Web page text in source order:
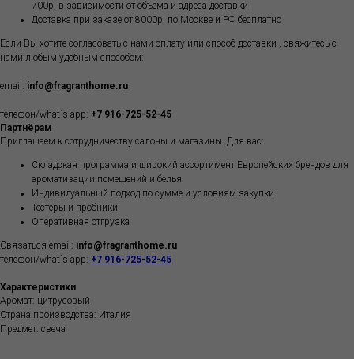
700р, в зависимости от объёма и адреса доставки
Доставка при заказе от 8000р. по Москве и РФ бесплатно
Если Вы хотите согласовать с нами оплату или способ доставки , свяжитесь с
нами любым удобным способом:
email: info@fragranthome.ru
телефон/what`s app: +7 916-725-52-45
Партнёрам
Приглашаем к сотрудничеству салоны и магазины. Для вас:
Складская программа и широкий ассортимент Европейских брендов для
ароматизации помещений и белья
Индивидуальный подход по сумме и условиям закупки
Тестеры и пробники
Оперативная отгрузка
Связаться email: info@fragranthome.ru
телефон/what`s app: +7 916-725-52-45
Характеристики
Аромат: цитрусовый
Страна производства: Италия
Предмет: свеча